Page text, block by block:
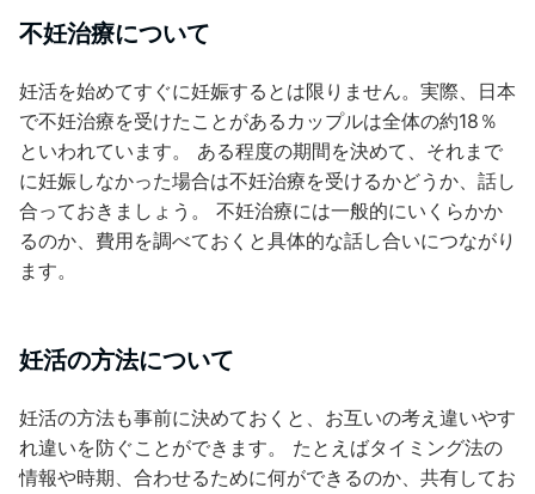
不妊治療について
妊活を始めてすぐに妊娠するとは限りません。実際、日本
で不妊治療を受けたことがあるカップルは全体の約18％
といわれています。 ある程度の期間を決めて、それまで
に妊娠しなかった場合は不妊治療を受けるかどうか、話し
合っておきましょう。 不妊治療には一般的にいくらかか
るのか、費用を調べておくと具体的な話し合いにつながり
ます。
妊活の方法について
妊活の方法も事前に決めておくと、お互いの考え違いやす
れ違いを防ぐことができます。 たとえばタイミング法の
情報や時期、合わせるために何ができるのか、共有してお